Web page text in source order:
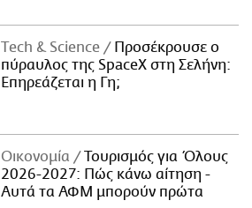
Τech & Science
Προσέκρουσε ο
πύραυλος της SpaceX στη Σελήνη:
Επηρεάζεται η Γη;
Οικονομία
Τουρισμός για Όλους
2026-2027: Πώς κάνω αίτηση -
Αυτά τα ΑΦΜ μπορούν πρώτα